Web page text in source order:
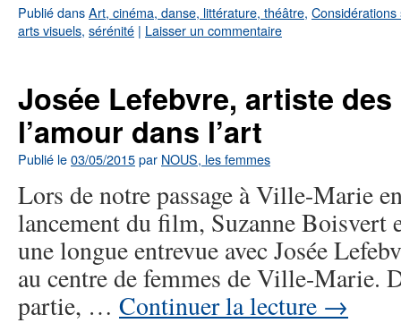
Publié dansArt, cinéma, danse, littérature, théâtre,
arts visuels, sérénité | Laisser un commentaire
Josée Lefebvre, artiste
l’amour dans l’art
Publié le03/05/2015par NOUS, les femmes
Lors de notre passage à Ville-Marie
lancement du film, Suzanne Boisvert
une longue entrevue avec Josée
au centre de femmes de Ville-Marie.
partie, … Continuer la lecture →